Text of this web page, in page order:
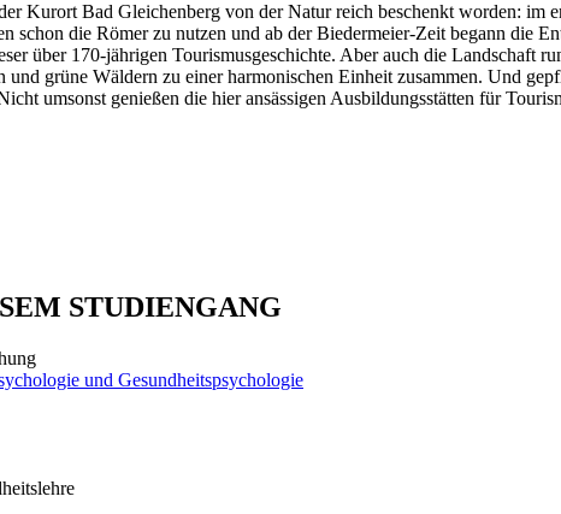
Kurort Bad Gleichenberg von der Natur reich beschenkt worden:
schon die Römer zu nutzen und ab der Biedermeier-Zeit begann die
über 170-jährigen Tourismusgeschichte. Aber auch die Landschaft
und grüne Wäldern zu einer harmonischen Einheit zusammen. Und
umsonst genießen die hier ansässigen Ausbildungsstätten für
STUDIENGANG
und Gesundheitspsychologie